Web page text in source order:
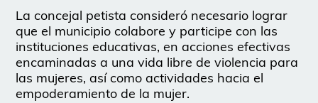
La concejal petista consideró necesario lograr
que el municipio colabore y participe con las
instituciones educativas, en acciones efectivas
encaminadas a una vida libre de violencia para
las mujeres, así como actividades hacia el
empoderamiento de la mujer.